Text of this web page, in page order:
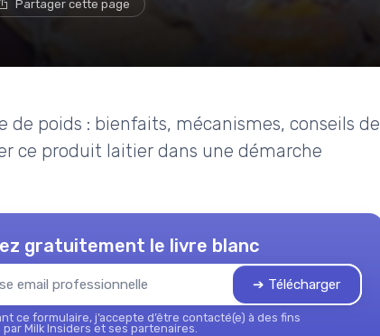
Partager cette page
poids : bienfaits, mécanismes, conseils de
ce produit laitier dans une démarche
gratuitement le livre blanc
➔ Télécharger
ce formulaire, j’accepte d’être contacté(e) à des fins
Milk Insiders et ses partenaires.